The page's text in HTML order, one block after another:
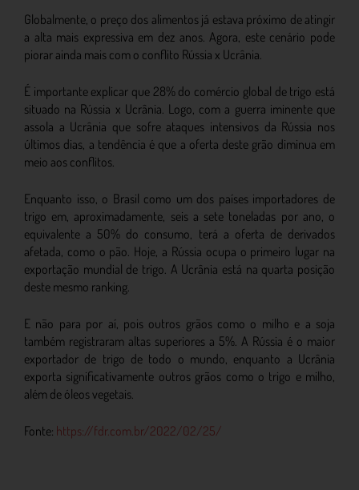
Globalmente, o preço dos alimentos já estava próximo de atingir
a alta mais expressiva em dez anos. Agora, este cenário pode
piorar ainda mais com o conflito Rússia x Ucrânia.
É importante explicar que 28% do comércio global de trigo está
situado na Rússia x Ucrânia. Logo, com a guerra iminente que
assola a Ucrânia que sofre ataques intensivos da Rússia nos
últimos dias, a tendência é que a oferta deste grão diminua em
meio aos conflitos.
Enquanto isso, o Brasil como um dos países importadores de
trigo em, aproximadamente, seis a sete toneladas por ano, o
equivalente a 50% do consumo, terá a oferta de derivados
afetada, como o pão. Hoje, a Rússia ocupa o primeiro lugar na
exportação mundial de trigo. A Ucrânia está na quarta posição
deste mesmo ranking.
E não para por aí, pois outros grãos como o milho e a soja
também registraram altas superiores a 5%. A Rússia é o maior
exportador de trigo de todo o mundo, enquanto a Ucrânia
exporta significativamente outros grãos como o trigo e milho,
além de óleos vegetais.
Fonte: https://fdr.com.br/2022/02/25/